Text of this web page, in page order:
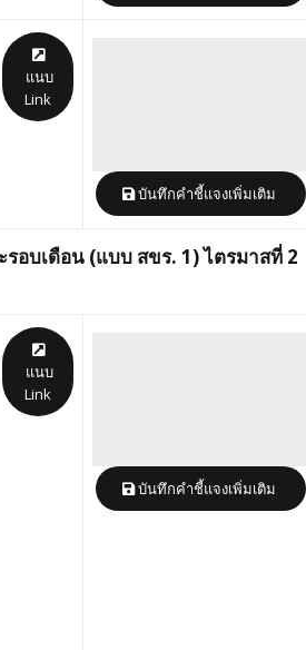
แนบ
Link
บันทึกคำชี้แจงเพิ่มเติม
อบเดือน (แบบ สขร. 1) ไตรมาสที่ 2
แนบ
Link
บันทึกคำชี้แจงเพิ่มเติม